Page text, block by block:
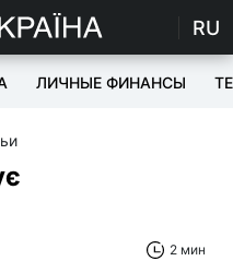
RU
ЛИЧНЫЕ ФИНАНСЫ
2 мин